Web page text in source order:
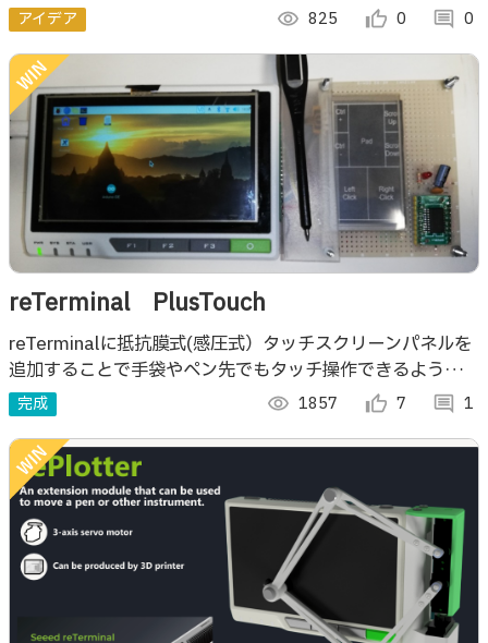
アイデア visibility 825 thumb_up_alt 0 comment 0
reTerminal PlusTouch
reTerminalに抵抗膜式(感圧式）タッチスクリーンパネルを
追加することで手袋やペン先でもタッチ操作できるようにな
る完成 visibility 1857 thumb_up_alt 7 comment 1